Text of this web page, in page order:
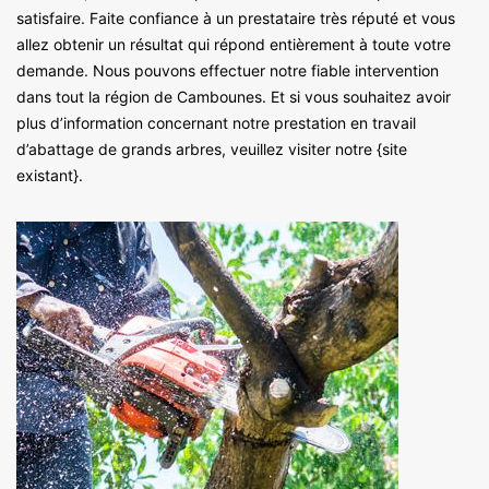
satisfaire. Faite confiance à un prestataire très réputé et vous
allez obtenir un résultat qui répond entièrement à toute votre
demande. Nous pouvons effectuer notre fiable intervention
dans tout la région de Cambounes. Et si vous souhaitez avoir
plus d’information concernant notre prestation en travail
d’abattage de grands arbres, veuillez visiter notre {site
existant}.